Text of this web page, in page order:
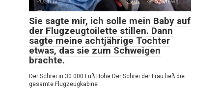
Sie sagte mir, ich solle mein Baby auf
der Flugzeugtoilette stillen. Dann
sagte meine achtjährige Tochter
etwas, das sie zum Schweigen
brachte.
Der Schrei in 30.000 Fuß Höhe Der Schrei der Frau ließ die
gesamte Flugzeugkabine